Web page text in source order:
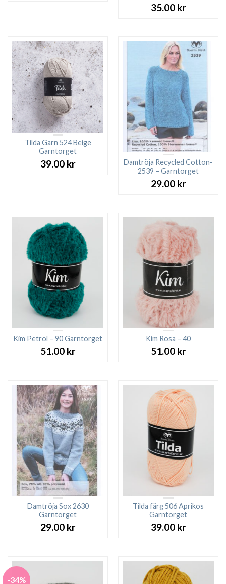
35.00 kr
Tilda Garn 524 Beige
Garntorget
39.00 kr
Damtröja Recycled Cotton-
2539 – Garntorget
29.00 kr
Kim Petrol – 90 Garntorget
51.00 kr
Kim Rosa – 40
51.00 kr
Damtröja Sox 2630
Garntorget
29.00 kr
Tilda färg 506 Aprikos
Garntorget
39.00 kr
-34%